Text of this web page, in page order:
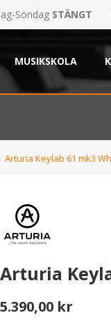
Söndag STÄNGT
MUSIKSKOLA
Arturia Keylab 61 mk3
Arturia
5.390,00 kr